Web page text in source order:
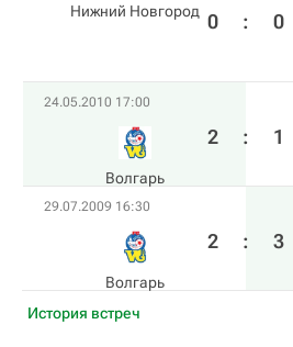
Нижний Новгород 0 : 0
24.05.2010 17:00
Волгарь
2 : 1
29.07.2009 16:30
Волгарь
2 : 3
История встреч